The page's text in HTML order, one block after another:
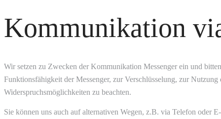
Kommunikation
Wir setzen zu Zwecken der Kommunikation Messenger ein und
Funktionsfähigkeit der Messenger, zur Verschlüsselung, zur
Widerspruchsmöglichkeiten zu beachten.
Sie können uns auch auf alternativen Wegen, z.B. via Telefon oder